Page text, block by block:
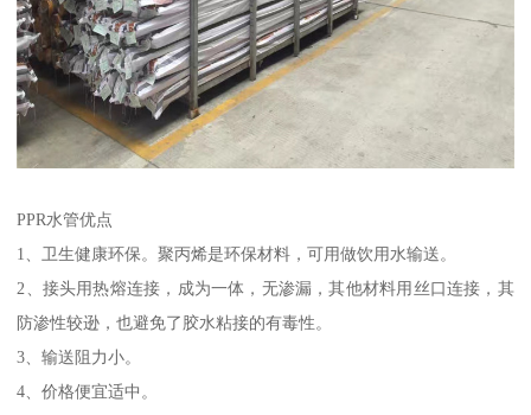
PPR水管优点
1、卫生健康环保。聚丙烯是环保材料，可用做饮用水输送。
2、接头用热熔连接，成为一体，无渗漏，其他材料用丝口连接，其
防渗性较逊，也避免了胶水粘接的有毒性。
3、输送阻力小。
4、价格便宜适中。